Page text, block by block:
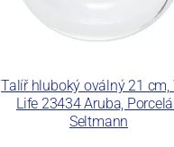
Talíř hluboký oválný 21 cm,
Life 23434 Aruba,
Seltmann